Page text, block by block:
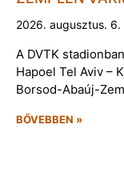
2026. augusztus.
A DVTK
Hapoel Tel Aviv –
Borsod-Abaúj-
BŐVEBBEN »